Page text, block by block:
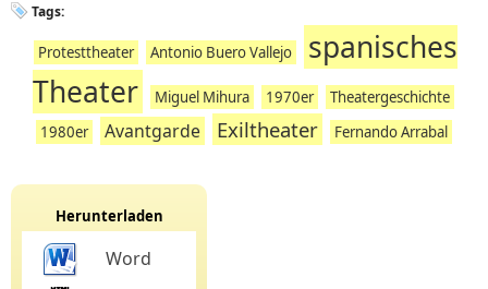
Tags:
Protesttheater Antonio Buero Vallejo
spanisches
Theater
Miguel Mihura 1970er
Theatergeschichte
1980er
Avantgarde Exiltheater Fernando Arrabal
Herunterladen
Word